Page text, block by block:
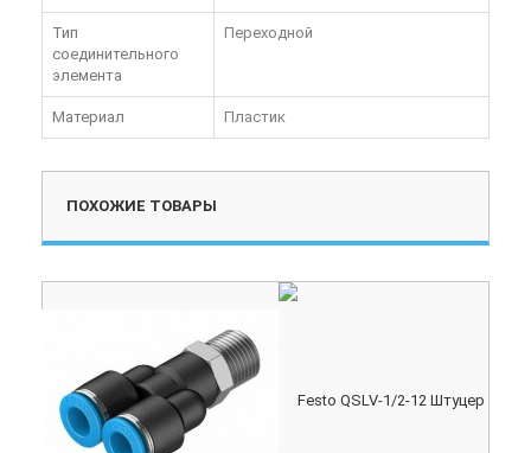
Тип
соединительного
элемента
Переходной
Материал Пластик
ПОХОЖИЕ ТОВАРЫ